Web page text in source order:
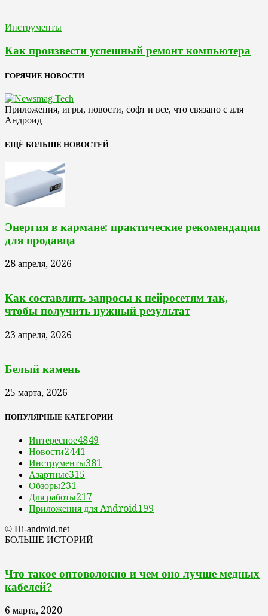
Инструменты
Как произвести успешный ремонт компьютера
ГОРЯЧИЕ НОВОСТИ
Приложения, игры, новости, софт и все, что связано с для
Андроид
ЕЩЁ БОЛЬШЕ НОВОСТЕЙ
Энергия в кармане: практические рекомендации
для продавца
28 апреля, 2026
Как составлять запросы к нейросетям так,
чтобы получить нужный результат
23 апреля, 2026
Белый камень
25 марта, 2026
ПОПУЛЯРНЫЕ КАТЕГОРИИ
Интересное4849
Новости2441
Инструменты381
Азартные315
Обзоры231
Для работы217
Приложения для Android199
© Hi-android.net
БОЛЬШЕ ИСТОРИЙ
Что такое оптоволокно и чем оно лучше медных
кабелей?
6 марта, 2020